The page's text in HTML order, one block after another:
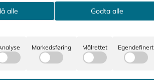
Reseptfritt
alle Godta alle
Markedsføring Målrettet Egendefinert